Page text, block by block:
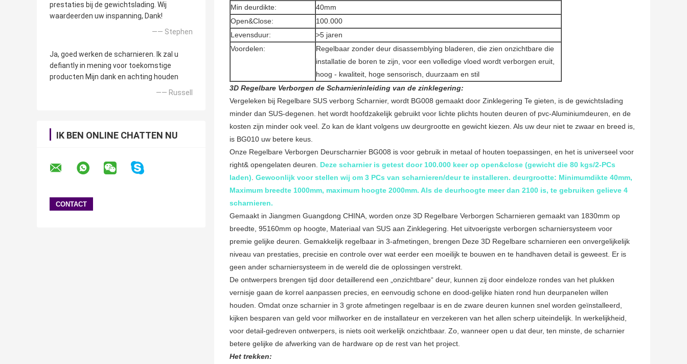
prestaties bij de gewichtslading. Wij
waardeerden uw inspanning, Dank!
—— Stephen
Ja, goed werken de scharnieren. Ik zal u
defiantly in mening voor toekomstige
producten Mijn dank en achting houden
—— Russell
IK BEN ONLINE CHATTEN NU
Min deurdikte:
40mm
Open&Close:
100.000
Levensduur:
>5 jaren
Voordelen:
Regelbaar zonder deur disassemblying bladeren, die zien onzichtbare die
installatie de boren te zijn, voor een volledige vloed wordt verborgen eruit,
hoog - kwaliteit, hoge sensorisch, duurzaam en stil
3D Regelbare Verborgen de Scharnierinleiding van de zinklegering:
Vergeleken bij Regelbare SUS verborg Scharnier, wordt BG008 gemaakt door Zinklegering Te gieten, is de gewichtslading
minder dan SUS-degenen. het wordt hoofdzakelijk gebruikt voor lichte plichts houten deuren of pvc-Aluminiumdeuren, en de
kosten zijn minder ook veel. Zo kan de klant volgens uw deurgrootte en gewicht kiezen. Als uw deur niet te zwaar en breed is,
is BG010 uw betere keus.
Onze Regelbare Verborgen Deurscharnier BG008 is voor gebruik in metaal of houten toepassingen, en het is universeel voor
right& opengelaten deuren. Deze scharnier is getest door 100.000 keer op open&close (gewicht die 80 kgs/2-PCs
laden). Gewoonlijk voor stellen wij om 3 PCs van scharnieren/deur te installeren. deurgrootte: Minimumdikte 40mm,
Maximum breedte 1000mm, maximum hoogte 2000mm. Als de deurhoogte meer dan 2100 is, te gebruiken gelieve 4
scharnieren.
Gemaakt in Jiangmen Guangdong CHINA, worden onze 3D Regelbare Verborgen Scharnieren gemaakt van 1830mm op
breedte, 95160mm op hoogte, Materiaal van SUS aan Zinklegering. Het uitvoerigste verborgen scharniersysteem voor
premie gelijke deuren. Gemakkelijk regelbaar in 3-afmetingen, brengen Deze 3D Regelbare scharnieren een onvergelijkelijk
niveau van prestaties, precisie en controle over wat eerder een moeilijk te bouwen en te handhaven detail is geweest. Er is
geen ander scharniersysteem in de wereld die de oplossingen verstrekt.
De ontwerpers brengen tijd door detaillerend een „onzichtbare“ deur, kunnen zij door eindeloze rondes van het plukken
vernisje gaan de korrel aanpassen precies, en eenvoudig schone en dood-gelijke hiaten rond hun deurpanelen willen
houden. Omdat onze scharnier in 3 grote afmetingen regelbaar is en de zware deuren kunnen snel worden geïnstalleerd,
kijken besparen van geld voor millworker en de installateur en verzekeren van het allen scherp uiteindelijk. In werkelijkheid,
voor detail-gedreven ontwerpers, is niets ooit werkelijk onzichtbaar. Zo, wanneer open u dat deur, ten minste, de scharnier
betere gelijke de afwerking van de hardware op de rest van het project.
Het trekken: